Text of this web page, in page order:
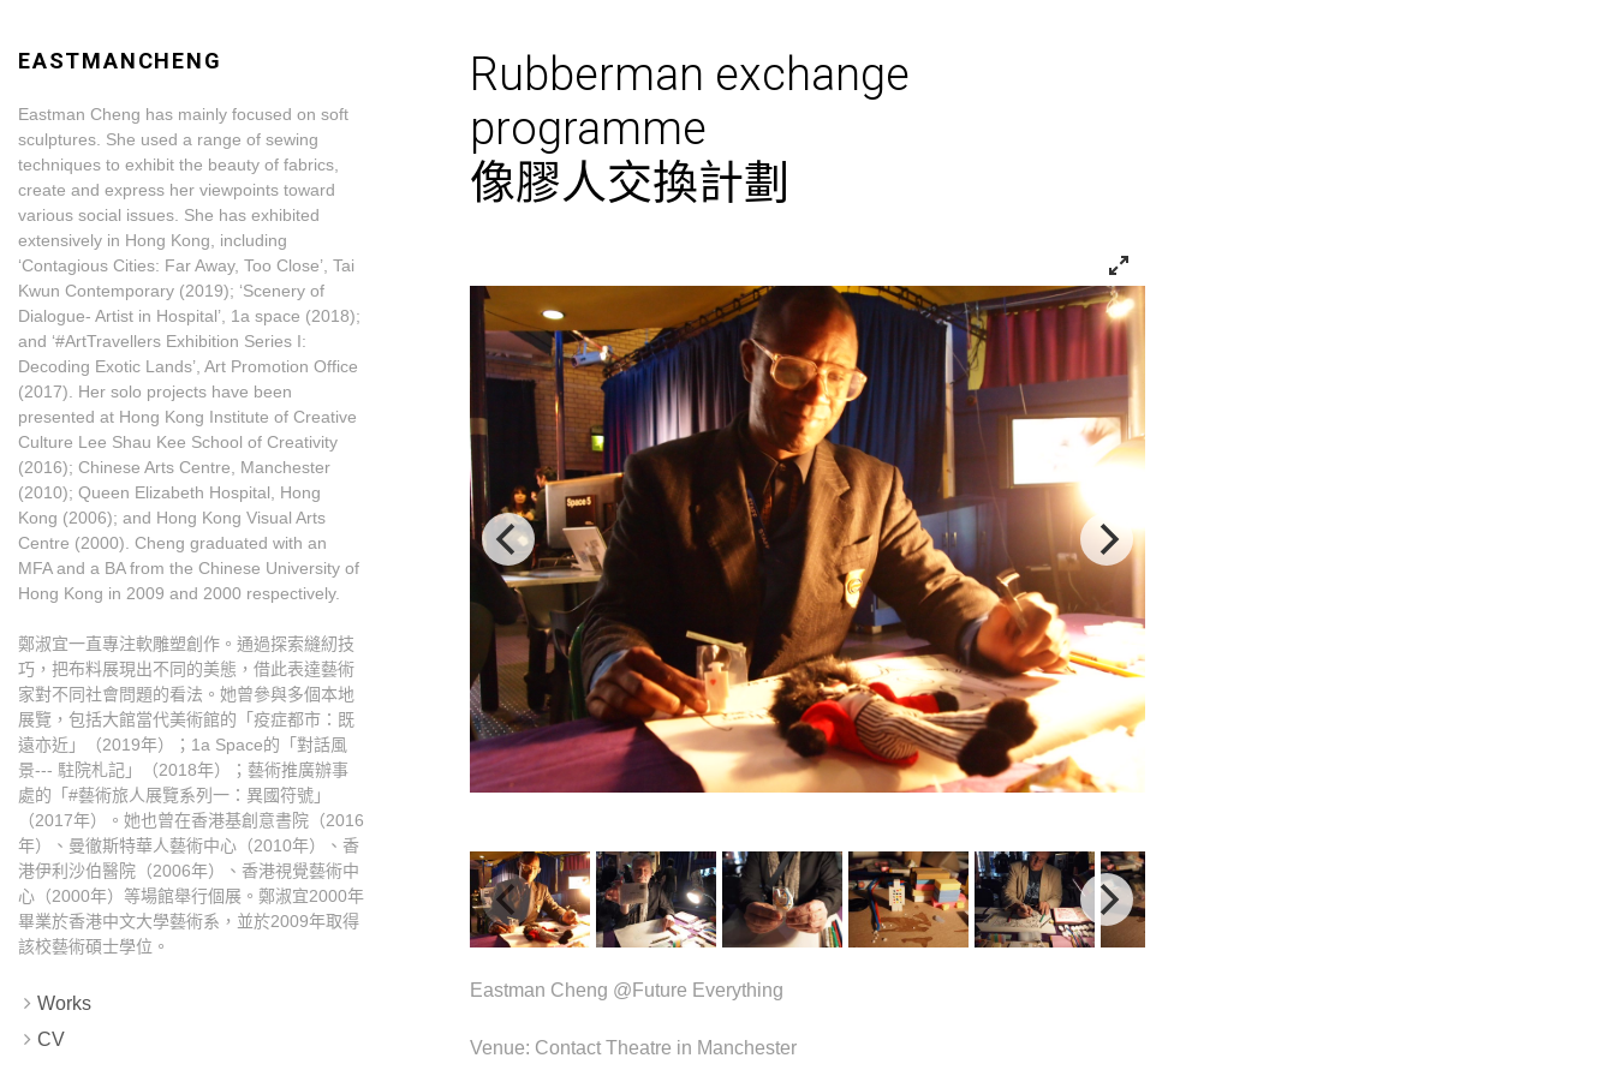
EASTMANCHENG
Eastman Cheng has mainly focused on soft
sculptures. She used a range of sewing
techniques to exhibit the beauty of fabrics,
create and express her viewpoints toward
various social issues. She has exhibited
extensively in Hong Kong, including
‘Contagious Cities: Far Away, Too Close’, Tai
Kwun Contemporary (2019); ‘Scenery of
Dialogue- Artist in Hospital’, 1a space (2018);
and ‘#ArtTravellers Exhibition Series I:
Decoding Exotic Lands’, Art Promotion Office
(2017). Her solo projects have been
presented at Hong Kong Institute of Creative
Culture Lee Shau Kee School of Creativity
(2016); Chinese Arts Centre, Manchester
(2010); Queen Elizabeth Hospital, Hong
Kong (2006); and Hong Kong Visual Arts
Centre (2000). Cheng graduated with an
MFA and a BA from the Chinese University of
Hong Kong in 2009 and 2000 respectively.
鄭淑宜一直專注軟雕塑創作。通過探索縫紉技
巧，把布料展現出不同的美態，借此表達藝術
家對不同社會問題的看法。她曾參與多個本地
展覽，包括大館當代美術館的「疫症都市：既
遠亦近」（2019年）；1a Space的「對話風
景--- 駐院札記」（2018年）；藝術推廣辦事
處的「#藝術旅人展覽系列一：異國符號」
（2017年）。她也曾在香港基創意書院（2016
年）、曼徹斯特華人藝術中心（2010年）、香
港伊利沙伯醫院（2006年）、香港視覺藝術中
心（2000年）等場館舉行個展。鄭淑宜2000年
畢業於香港中文大學藝術系，並於2009年取得
該校藝術碩士學位。
Works
CV
Rubberman exchange
programme
像膠人交換計劃
Eastman Cheng @Future Everything
Venue: Contact Theatre in Manchester